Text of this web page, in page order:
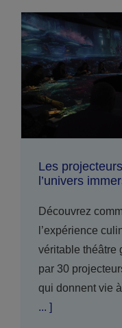
Les
l’univers
Découvrez
l’expérience
véritable théâtre
par 30
qui donnent vie
... ]